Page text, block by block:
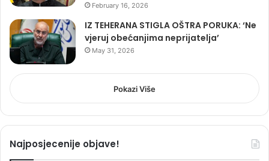
February 16, 2026
IZ TEHERANA STIGLA OŠTRA PORUKA: ‘Ne
vjeruj obećanjima neprijatelja’
May 31, 2026
Pokazi Više
Najposjecenije objave!